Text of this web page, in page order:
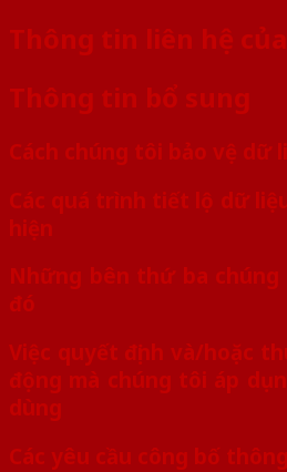
Thông tin liên hệ
Thông tin bổ sung
Cách chúng tôi bảo vệ dữ
Các quá trình tiết lộ dữ
hiện
Những bên thứ ba
đó
Việc quyết định và/hoặc
động mà chúng tôi áp
dùng
Các yêu cầu công bố